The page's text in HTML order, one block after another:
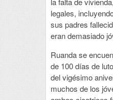
legales,
sus padres
eran demasiado
Ruanda se
de 100 días de
del vigésimo
muchos de los